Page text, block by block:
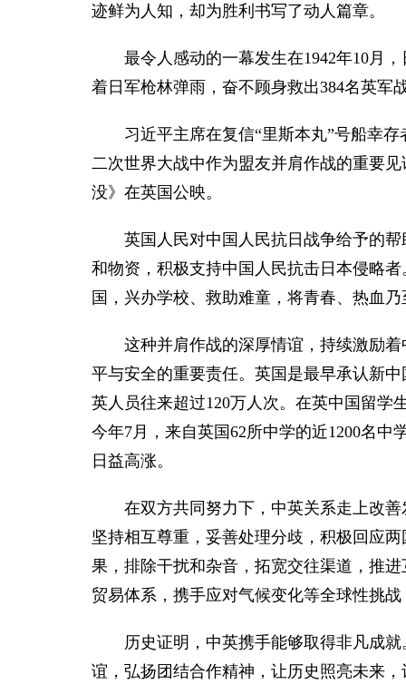
迹鲜为人知，却为胜利书写了动人篇章。
最令人感动的一幕发生在1942年10月
着日军枪林弹雨，奋不顾身救出384名英军
习近平主席在复信“里斯本丸”号船幸
二次世界大战中作为盟友并肩作战的重要
没》在英国公映。
英国人民对中国人民抗日战争给予的
和物资，积极支持中国人民抗击日本侵略
国，兴办学校、救助难童，将青春、热血
这种并肩作战的深厚情谊，持续激励
平与安全的重要责任。英国是最早承认新
英人员往来超过120万人次。在英中国留学
今年7月，来自英国62所中学的近1200名
日益高涨。
在双方共同努力下，中英关系走上改
坚持相互尊重，妥善处理分歧，积极回应
果，排除干扰和杂音，拓宽交往渠道，推
贸易体系，携手应对气候变化等全球性挑
历史证明，中英携手能够取得非凡成
谊，弘扬团结合作精神，让历史照亮未来